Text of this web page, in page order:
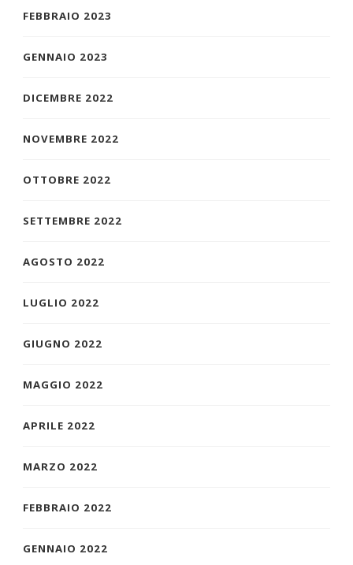
FEBBRAIO 2023
GENNAIO 2023
DICEMBRE 2022
NOVEMBRE 2022
OTTOBRE 2022
SETTEMBRE 2022
AGOSTO 2022
LUGLIO 2022
GIUGNO 2022
MAGGIO 2022
APRILE 2022
MARZO 2022
FEBBRAIO 2022
GENNAIO 2022